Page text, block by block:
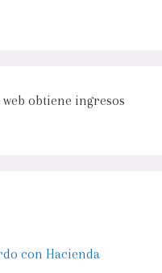
obtiene ingresos
con Hacienda